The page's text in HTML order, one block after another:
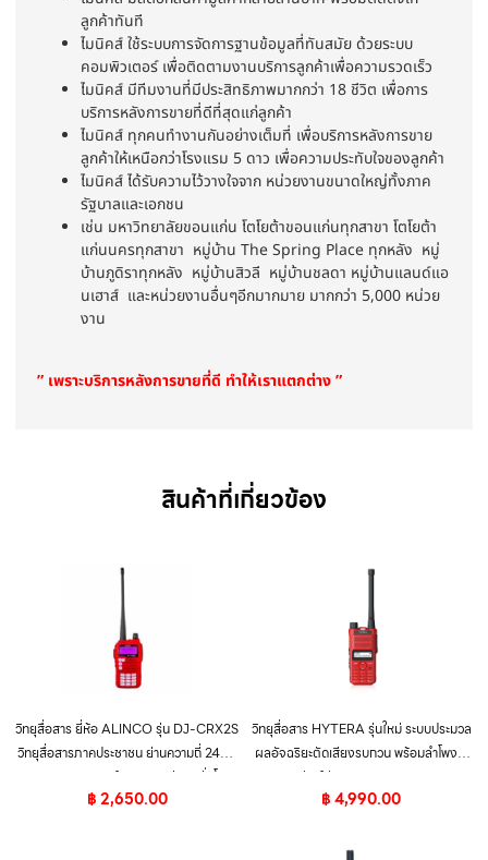
ลูกค้าทันที
ไมนิคส์ ใช้ระบบการจัดการฐานข้อมูลที่ทันสมัย ด้วยระบบ
คอมพิวเตอร์ เพื่อติดตามงานบริการลูกค้าเพื่อความรวดเร็ว
ไมนิคส์ มีทีมงานที่มีประสิทธิภาพมากกว่า 18 ชีวิต เพื่อการ
บริการหลังการขายที่ดีที่สุดแก่ลูกค้า
ไมนิคส์ ทุกคนทำงานกันอย่างเต็มที่ เพื่อบริการหลังการขาย
ลูกค้าให้เหนือกว่าโรงแรม 5 ดาว เพื่อความประทับใจของลูกค้า
ไมนิคส์ ได้รับความไว้วางใจจาก หน่วยงานขนาดใหญ่ทั้งภาค
รัฐบาลและเอกชน
เช่น มหาวิทยาลัยขอนแก่น โตโยต้าขอนแก่นทุกสาขา โตโยต้า
แก่นนครทุกสาขา หมู่บ้าน The Spring Place ทุกหลัง หมู่
บ้านภูดิราทุกหลัง หมู่บ้านสิวลี หมู่บ้านชลดา หมู่บ้านแลนด์แอ
นเฮาส์ และหน่วยงานอื่นๆอีกมากมาย มากกว่า 5,000 หน่วย
งาน
” เพราะบริการหลังการขายที่ดี ทำให้เราแตกต่าง ”
สินค้าที่เกี่ยวข้อง
วิทยุสื่อสาร ยี่ห้อ ALINCO รุ่น DJ-CRX2S
วิทยุสื่อสารภาคประชาชน ย่านความถี่ 245 –
246 MHz สแตนด์บายนานกว่า 12 ชั่วโมง
แท่นชาร์จเร็ว 4 ชั่วโมง
฿2,650.00
วิทยุสื่อสาร HYTERA รุ่นใหม่ ระบบประมวล
ผลอัจฉริยะตัดเสียงรบกวน พร้อมลำโพง 3
วัตต์ดังสุดๆ 90 เดซิเบล
฿4,990.00